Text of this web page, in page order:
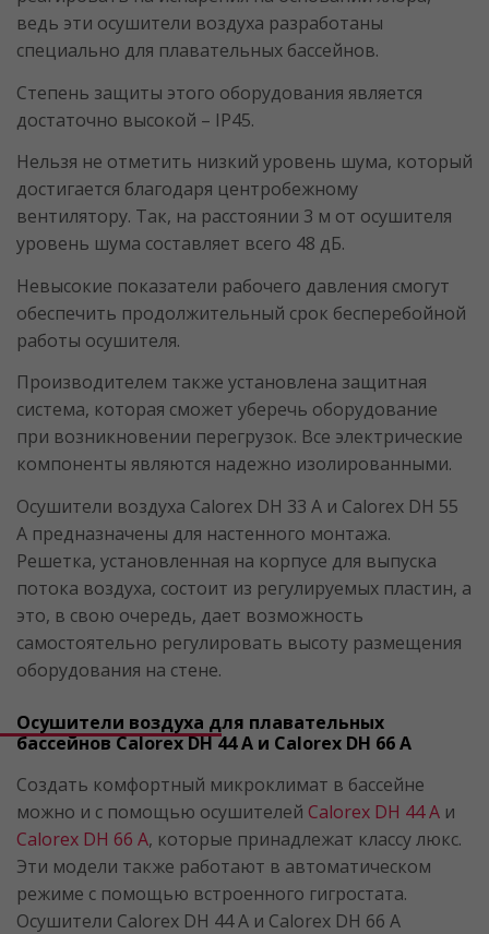
ведь эти осушители воздуха разработаны
специально для плавательных бассейнов.
Степень защиты этого оборудования является
достаточно высокой – IP45.
Нельзя не отметить низкий уровень шума, который
достигается благодаря центробежному
вентилятору. Так, на расстоянии 3 м от осушителя
уровень шума составляет всего 48 дБ.
Невысокие показатели рабочего давления смогут
обеспечить продолжительный срок бесперебойной
работы осушителя.
Производителем также установлена защитная
система, которая сможет уберечь оборудование
при возникновении перегрузок. Все электрические
компоненты являются надежно изолированными.
Осушители воздуха Calorex DH 33 A и Calorex DH 55
A предназначены для настенного монтажа.
Решетка, установленная на корпусе для выпуска
потока воздуха, состоит из регулируемых пластин, а
это, в свою очередь, дает возможность
самостоятельно регулировать высоту размещения
оборудования на стене.
Осушители воздуха для плавательных
бассейнов Calorex DH 44 A и Calorex DH 66 A
Создать комфортный микроклимат в бассейне
можно и с помощью осушителей Calorex DH 44 A и
Calorex DH 66 A, которые принадлежат классу люкс.
Эти модели также работают в автоматическом
режиме с помощью встроенного гигростата.
Осушители Calorex DH 44 A и Calorex DH 66 A